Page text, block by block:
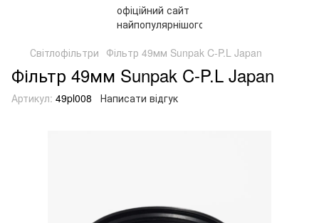
Світлофільтри Фільтр 49мм Sunpak C-P.L Japan
Фільтр 49мм Sunpak C-P.L Japan
Артикул: 49pl008 Написати відгук